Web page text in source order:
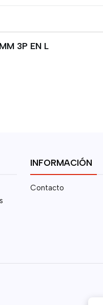
3P EN L
INFORMACIÓN
Contacto